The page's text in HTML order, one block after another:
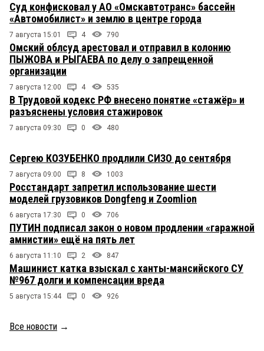
Суд конфисковал у АО «Омскавтотранс» бассейн
«Автомобилист» и землю в центре города
7 августа 15:01 4 790
Омский облсуд арестовал и отправил в колонию
ПЫЖОВА и РЫГАЕВА по делу о запрещенной
организации
7 августа 12:00 4 535
В Трудовой кодекс РФ внесено понятие «стажёр» и
разъяснены условия стажировок
7 августа 09:30 0 480
Сергею КОЗУБЕНКО продлили СИЗО до сентября
7 августа 09:00 8 1003
Росстандарт запретил использование шести
моделей грузовиков Dongfeng и Zoomlion
6 августа 17:30 0 706
ПУТИН подписал закон о новом продлении «гаражной
амнистии» ещё на пять лет
6 августа 11:10 2 847
Машинист катка взыскал с ханты-мансийского СУ
№967 долги и компенсации вреда
5 августа 15:44 0 926
Все новости →